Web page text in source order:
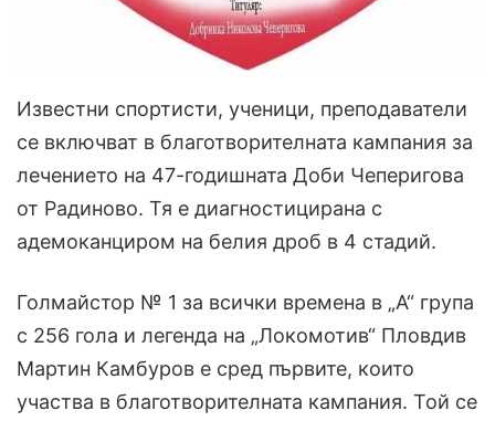
Известни спортисти, ученици, преподаватели
се включват в благотворителната кампания за
лечението на 47-годишната Доби Чеперигова
от Радиново. Тя е диагностицирана с
адемоканциром на белия дроб в 4 стадий.
Голмайстор № 1 за всички времена в „А“ група
с 256 гола и легенда на „Локомотив“ Пловдив
Мартин Камбуров е сред първите, които
участва в благотворителната кампания. Той се